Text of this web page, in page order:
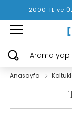
2000 TL ve
Arama yap
Anasayfa